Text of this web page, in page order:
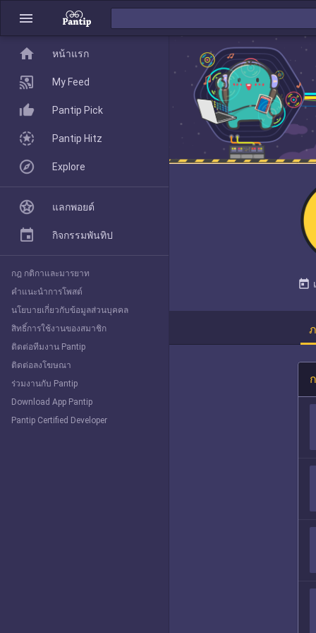
menu
today
home
Pantip Pick
Explore
home หน้าแรก
My Feed
Pantip Pick
Pantip Hitz
Explore
แลกพอยต์
กิจกรรมพันทิป
กฎ กติกาและมารยาท
คำแนะนำการโพสต์
นโยบายเกี่ยวกับข้อมูลส่วนบุคคล
สิทธิ์การใช้งานของสมาชิก
ติดต่อทีมงาน Pantip
ติดต่อลงโฆษณา
ร่วมงานกับ Pantip
Download App Pantip
Pantip Certified Developer